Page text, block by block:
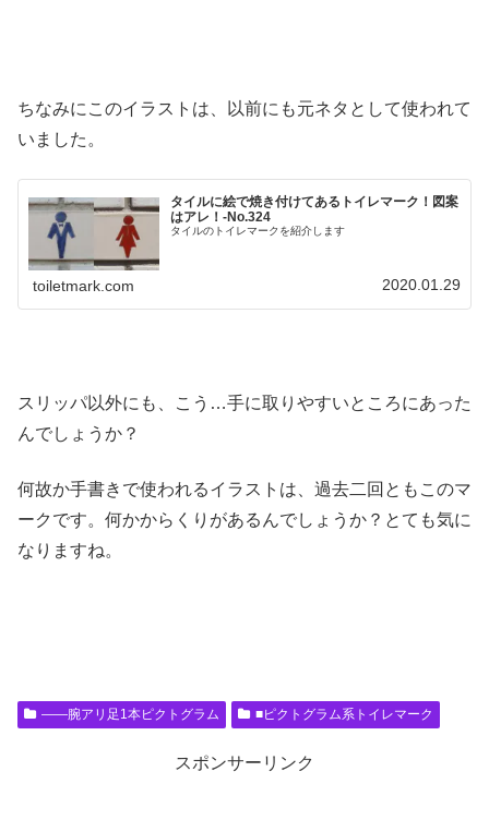
ちなみにこのイラストは、以前にも元ネタとして使われて
いました。
タイルに絵で焼き付けてあるトイレマーク！図案
はアレ！‐No.324
タイルのトイレマークを紹介します
toiletmark.com 2020.01.29
スリッパ以外にも、こう…手に取りやすいところにあった
んでしょうか？
何故か手書きで使われるイラストは、過去二回ともこのマ
ークです。何かからくりがあるんでしょうか？とても気に
なりますね。
――腕アリ足1本ピクトグラム ■ピクトグラム系トイレマーク
スポンサーリンク